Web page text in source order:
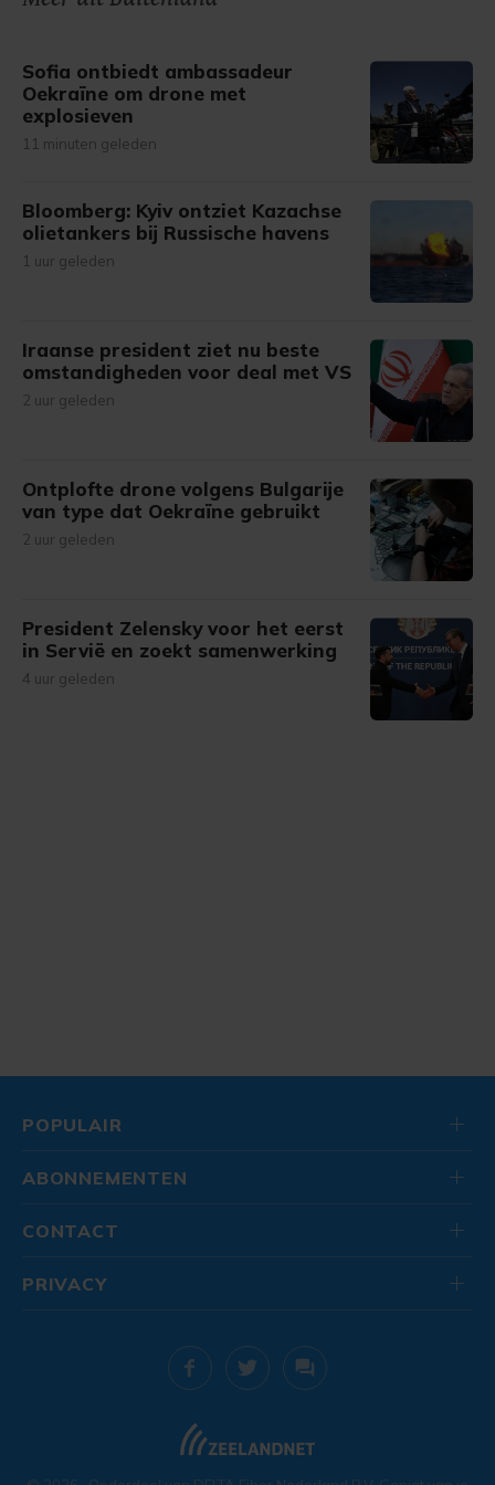
Sofia ontbiedt ambassadeur
Oekraïne om drone met
explosieven
11 minuten geleden
Bloomberg: Kyiv ontziet Kazachse
olietankers bij Russische havens
1 uur geleden
Iraanse president ziet nu beste
omstandigheden voor deal met VS
2 uur geleden
Ontplofte drone volgens Bulgarije
van type dat Oekraïne gebruikt
2 uur geleden
President Zelensky voor het eerst
in Servië en zoekt samenwerking
4 uur geleden
POPULAIR
ABONNEMENTEN
CONTACT
PRIVACY